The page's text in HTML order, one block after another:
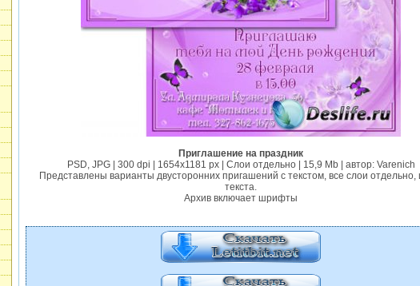
Приглашение на праздник
PSD, JPG | 300 dpi | 1654x1181 px | Cлои отдельно | 15,9 Мb | автор: Varenich
Представлены варианты двусторонних пригашений с текстом, все слои отдельно,
текста.
Архив включает шрифты